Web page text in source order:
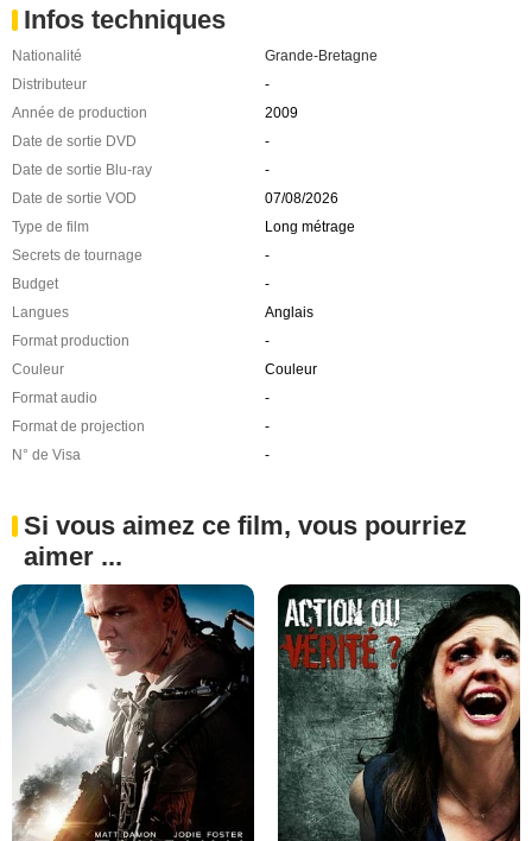
Infos techniques
Nationalité
Grande-Bretagne
Distributeur
-
Année de production
2009
Date de sortie DVD
-
Date de sortie Blu-ray
-
Date de sortie VOD
07/08/2026
Type de film
Long métrage
Secrets de tournage
-
Budget
-
Langues
Anglais
Format production
-
Couleur
Couleur
Format audio
-
Format de projection
-
N° de Visa
-
Si vous aimez ce film, vous pourriez
aimer ...